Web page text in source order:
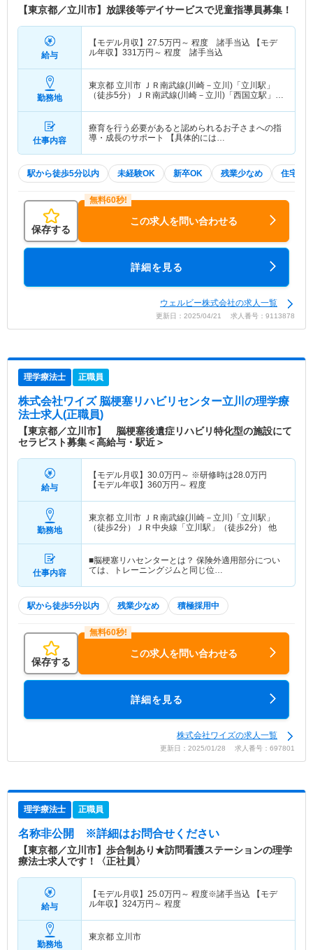
【東京都／立川市】放課後等デイサービスで児童指導員募集！
給与
【モデル月収】 27.5万円～ 程度 諸手当込 【モデ
ル年収】 331万円～ 程度 諸手当込
勤務地
東京都 立川市 ＪＲ南武線(川崎－立川)「立川駅」
（徒歩5分）ＪＲ南武線(川崎－立川)「西国立駅」
仕事内容
療育を行う必要があると認められるお子さまへの指
導・成長のサポート 【具体的には…
駅から徒歩5分以内 未経験OK 新卒OK 残業少なめ 住宅手
保存する
この求人を問い合わせる
詳細を見る
ウェルビー株式会社の求人一覧
更新日：2025/04/21 求人番号：9113878
理学療法士 正職員
株式会社ワイズ 脳梗塞リハビリセンター立川 の理学療
法士求人(正職員)
【東京都／立川市】 脳梗塞後遺症リハビリ特化型の施設にて
セラピスト募集＜高給与・駅近＞
給与
【モデル月収】 30.0万円～ ※研修時は28.0万円
【モデル年収】 360万円～ 程度
勤務地
東京都 立川市 ＪＲ南武線(川崎－立川)「立川駅」
（徒歩2分）ＪＲ中央線「立川駅」（徒歩2分） 他
仕事内容
■脳梗塞リハセンターとは？ 保険外適用部分につい
ては、トレーニングジムと同じ位…
駅から徒歩5分以内 残業少なめ 積極採用中
保存する
この求人を問い合わせる
詳細を見る
株式会社ワイズの求人一覧
更新日：2025/01/28 求人番号：697801
理学療法士 正職員
名称非公開 ※詳細はお問合せください
【東京都／立川市】歩合制あり★訪問看護ステーションの理学
療法士求人です！〈正社員〉
給与
【モデル月収】 25.0万円～ 程度※諸手当込 【モデ
ル年収】 324万円～ 程度
勤務地
東京都 立川市